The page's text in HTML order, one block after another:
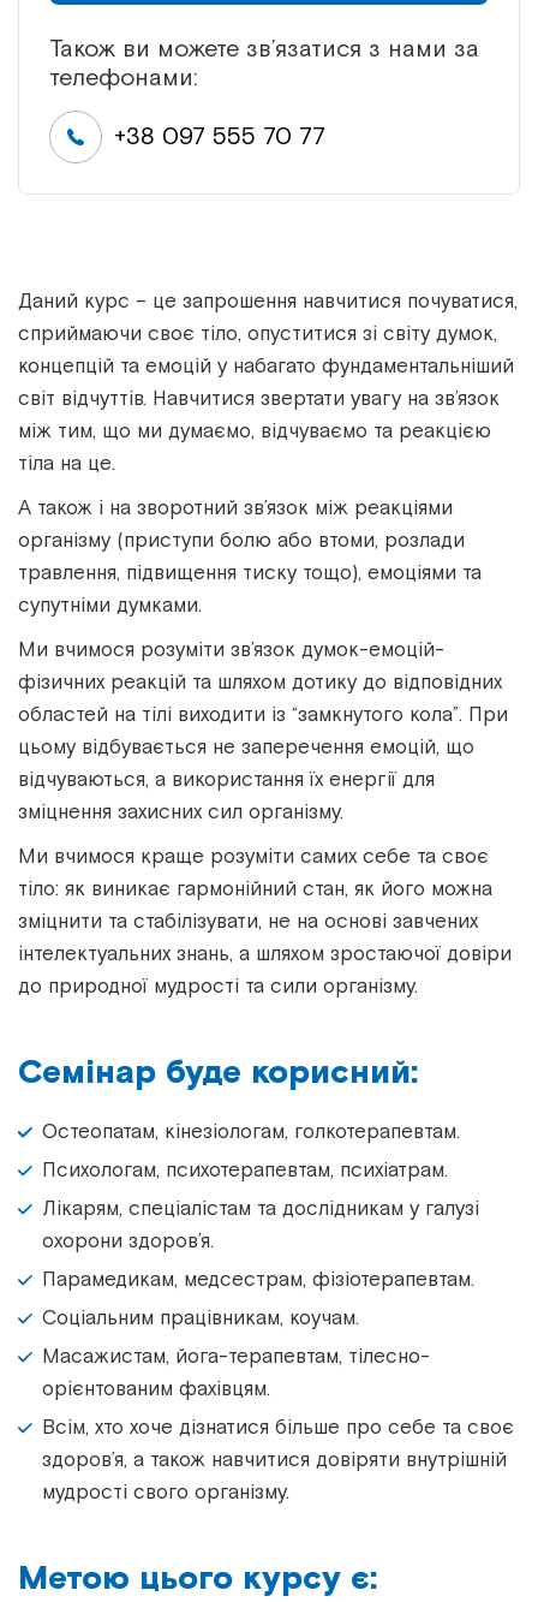
Також ви можете зв’язатися з нами за
телефонами:
+38 097 555 70 77
Даний курс – це запрошення навчитися почуватися,
сприймаючи своє тіло, опуститися зі світу думок,
концепцій та емоцій у набагато фундаментальніший
світ відчуттів. Навчитися звертати увагу на зв’язок
між тим, що ми думаємо, відчуваємо та реакцією
тіла на це.
А також і на зворотний зв’язок між реакціями
організму (приступи болю або втоми, розлади
травлення, підвищення тиску тощо), емоціями та
супутніми думками.
Ми вчимося розуміти зв’язок думок-емоцій-
фізичних реакцій та шляхом дотику до відповідних
областей на тілі виходити із “замкнутого кола”. При
цьому відбувається не заперечення емоцій, що
відчуваються, а використання їх енергії для
зміцнення захисних сил організму.
Ми вчимося краще розуміти самих себе та своє
тіло: як виникає гармонійний стан, як його можна
зміцнити та стабілізувати, не на основі завчених
інтелектуальних знань, а шляхом зростаючої довіри
до природної мудрості та сили організму.
Семінар буде корисний:
Остеопатам, кінезіологам, голкотерапевтам.
Психологам, психотерапевтам, психіатрам.
Лікарям, спеціалістам та дослідникам у галузі
охорони здоров’я.
Парамедикам, медсестрам, фізіотерапевтам.
Соціальним працівникам, коучам.
Масажистам, йога-терапевтам, тілесно-
орієнтованим фахівцям.
Всім, хто хоче дізнатися більше про себе та своє
здоров’я, а також навчитися довіряти внутрішній
мудрості свого організму.
Метою цього курсу є: